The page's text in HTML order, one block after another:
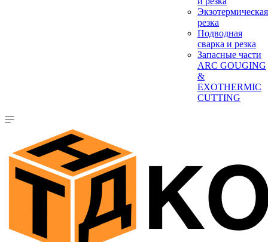
Экзотермическая
резка
Подводная
сварка и резка
Запасные части
ARC GOUGING
&
EXOTHERMIC
CUTTING